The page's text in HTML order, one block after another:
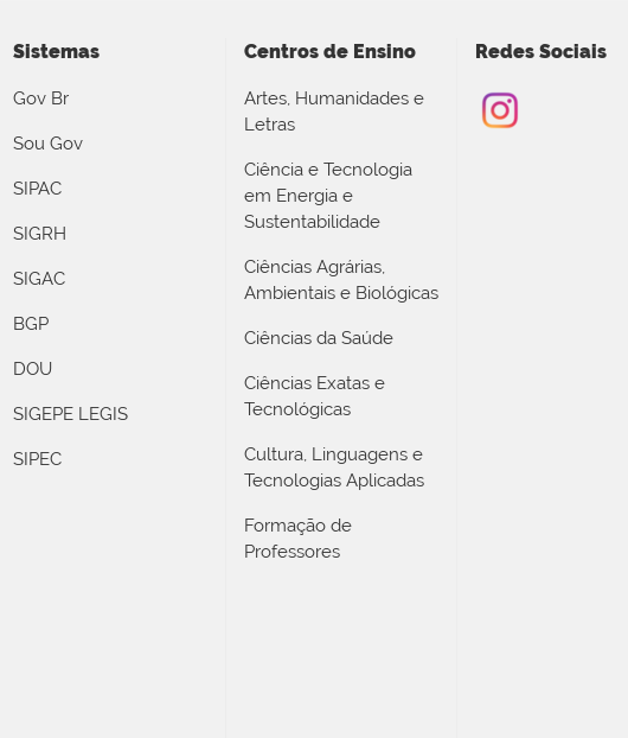
Sistemas
Gov Br
Sou Gov
SIPAC
SIGRH
SIGAC
BGP
DOU
SIGEPE LEGIS
SIPEC
Centros de Ensino
Artes, Humanidades e
Letras
Ciência e Tecnologia
em Energia e
Sustentabilidade
Ciências Agrárias,
Ambientais e Biológicas
Ciências da Saúde
Ciências Exatas e
Tecnológicas
Cultura, Linguagens e
Tecnologias Aplicadas
Formação de
Professores
Redes Sociais